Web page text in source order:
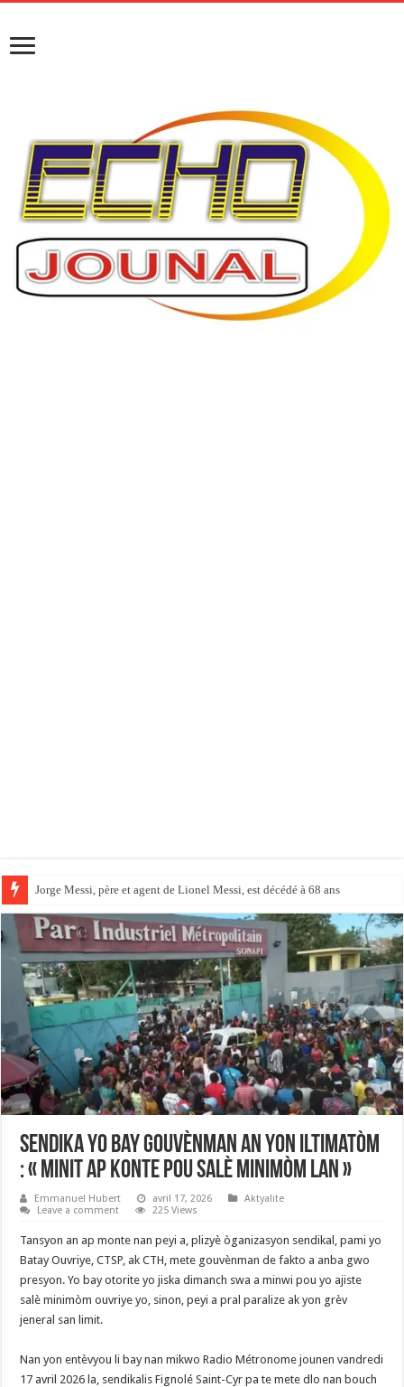
Jorge Messi, père et agent de Lionel Messi, est décédé à 68 ans
Vinícius Júnior prolonge jusqu’en 2032 et s’inscrit dans la légende
Sendika yo bay gouvènman an yon iltimatòm
: « Minit ap konte pou salè minimòm lan »
Emmanuel Hubert avril 17, 2026
Aktyalite
Leave a comment
225 Views
Tansyon an ap monte nan peyi a, plizyè òganizasyon sendikal, pami yo
Batay Ouvriye, CTSP, ak CTH, mete gouvènman de fakto a anba gwo
presyon. Yo bay otorite yo jiska dimanch swa a minwi pou yo ajiste
salè minimòm ouvriye yo, sinon, peyi a pral paralize ak yon grèv
jeneral san limit.
‎Nan yon entèvyou li bay nan mikwo Radio Métronome jounen vandredi
17 avril 2026 la, sendikalis Fignolé Saint-Cyr pa te mete dlo nan bouch